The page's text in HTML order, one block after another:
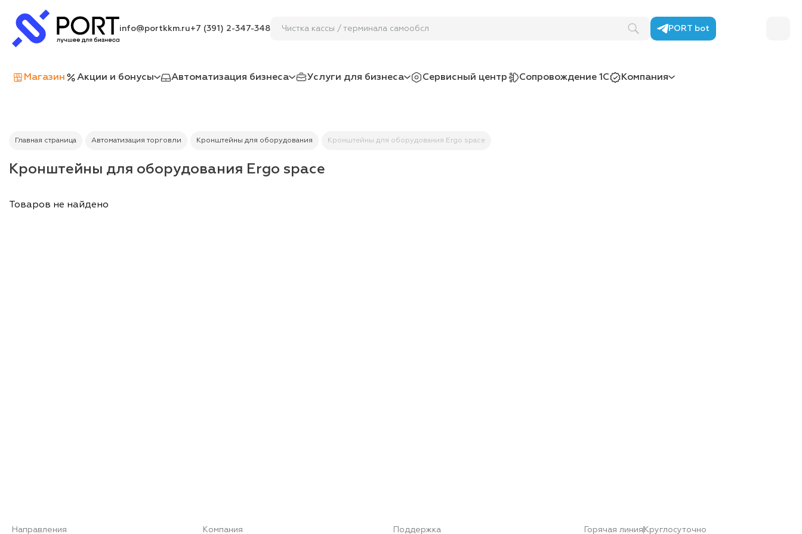
info@portkkm.ru+7 (391) 2-347-348 Чистка кассы / терминала самообслуж PORT bot
Магазин Акции и бонусы Автоматизация бизнеса Услуги для бизнеса Сервисный центр Сопровождение 1С Компания
Главная страница Автоматизация торговли Кронштейны для оборудования Кронштейны для оборудования Ergo space
Кронштейны для оборудования Ergo space
Товаров не найдено
Направления Компания Поддержка Горячая линия Круглосуточно